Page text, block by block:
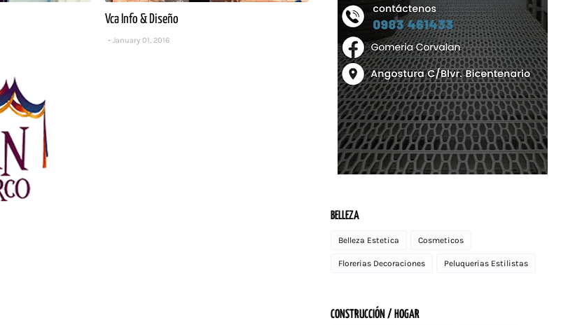
Vca Info & Diseño
January 01, 2016
BELLEZA
Belleza Estetica Cosmeticos
Florerias Decoraciones Peluquerias Estilistas
CONSTRUCCIÓN / HOGAR